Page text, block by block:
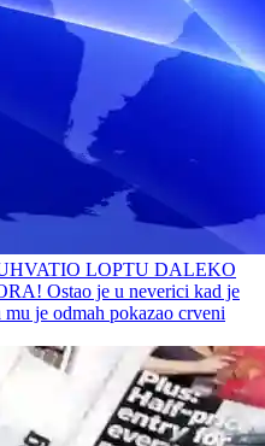
LOPTU DALEKO
Ostao je u neverici kad je
je odmah pokazao crveni